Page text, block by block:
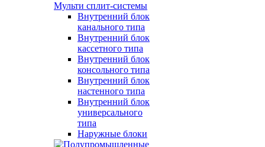
Мульти сплит-системы
Внутренний блок
канального типа
Внутренний блок
кассетного типа
Внутренний блок
консольного типа
Внутренний блок
настенного типа
Внутренний блок
универсального
типа
Наружные блоки